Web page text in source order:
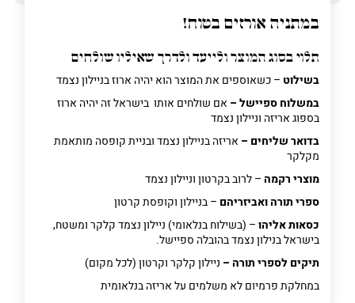
במתניה אורזים בטוח!
תלוי בסוג המוצר ולייעד ולדרך שאיליו שולחים
בשילוט – כשאוספים את המוצר הוא יהיה ארוז בניילון נצמד
במשלוח ספיישל – אם שולחים אותו בישראל זה יהיה ארוז
בספוג אריזה וניילון נצמד
בדואר שליחים – אריזה בניילון נצמד ובניית קופסה מותאמת
מקלקר
מוצרי רקמה – לרוב בקרטון וניילון נצמד
ספרי תורה ואביזריהם – בניילון וקופסת קרטון
כסאות אליהו– (בשילוח בנלאומי) ניילון נצמד קלקר ומשטח,
בישראל בנילון נצמד בהובלה ספיישל.
תיקים לספרי תורה – ניילון קלקר וקרטון (לכל מקום)
במחלקת פרמיוםלא משלמים על אריזה בנלאומית